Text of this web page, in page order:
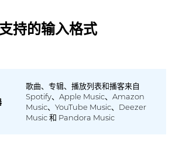
持的输入格式
歌曲、专辑、播放列表和播客来自
Spotify、Apple Music、Amazon
Music、YouTube Music、Deezer
Music 和 Pandora Music